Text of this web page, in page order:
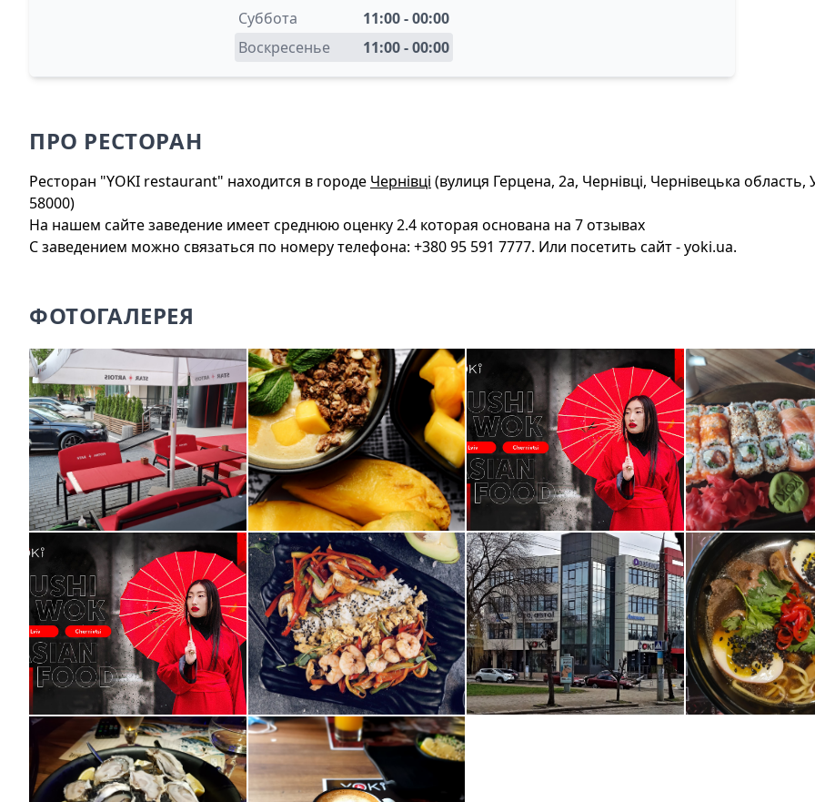
Суббота
11:00 - 00:00
Воскресенье
11:00 - 00:00
ПРО РЕСТОРАН
Ресторан "YOKI restaurant" находится в городе Чернівці (вулиця Герцена, 2а, Чернівці, Чернівецька область,
58000)
На нашем сайте заведение имеет среднюю оценку 2.4 которая основана на 7 отзывах
С заведением можно связаться по номеру телефона: +380 95 591 7777. Или посетить сайт - yoki.ua.
ФОТОГАЛЕРЕЯ